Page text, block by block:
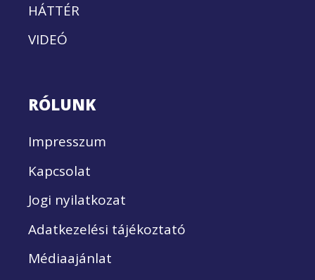
HÁTTÉR
VIDEÓ
RÓLUNK
Impresszum
Kapcsolat
Jogi nyilatkozat
Adatkezelési tájékoztató
Médiaajánlat